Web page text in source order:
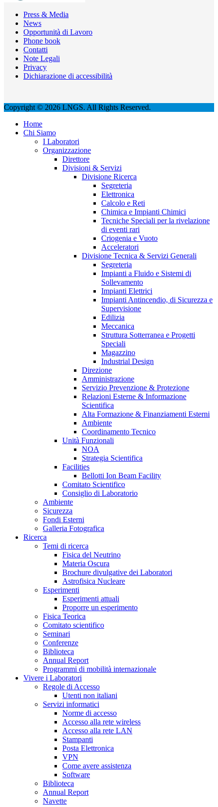
Press & Media
News
Opportunità di Lavoro
Phone book
Contatti
Note Legali
Privacy
Dichiarazione di accessibilità
Copyright © 2026 LNGS. All Rights Reserved.
Home
Chi Siamo
I Laboratori
Organizzazione
Direttore
Divisioni & Servizi
Divisione Ricerca
Segreteria
Elettronica
Calcolo e Reti
Chimica e Impianti Chimici
Tecniche Speciali per la rivelazione
di eventi rari
Criogenia e Vuoto
Acceleratori
Divisione Tecnica & Servizi Generali
Segreteria
Impianti a Fluido e Sistemi di
Sollevamento
Impianti Elettrici
Impianti Antincendio, di Sicurezza e
Supervisione
Edilizia
Meccanica
Struttura Sotterranea e Progetti
Speciali
Magazzino
Industrial Design
Direzione
Amministrazione
Servizio Prevenzione & Protezione
Relazioni Esterne & Informazione
Scientifica
Alta Formazione & Finanziamenti Esterni
Ambiente
Coordinamento Tecnico
Unità Funzionali
NOA
Strategia Scientifica
Facilities
Bellotti Ion Beam Facility
Comitato Scientifico
Consiglio di Laboratorio
Ambiente
Sicurezza
Fondi Esterni
Galleria Fotografica
Ricerca
Temi di ricerca
Fisica del Neutrino
Materia Oscura
Brochure divulgative dei Laboratori
Astrofisica Nucleare
Esperimenti
Esperimenti attuali
Proporre un esperimento
Fisica Teorica
Comitato scientifico
Seminari
Conferenze
Biblioteca
Annual Report
Programmi di mobilità internazionale
Vivere i Laboratori
Regole di Accesso
Utenti non italiani
Servizi informatici
Norme di accesso
Accesso alla rete wireless
Accesso alla rete LAN
Stampanti
Posta Elettronica
VPN
Come avere assistenza
Software
Biblioteca
Annual Report
Navette